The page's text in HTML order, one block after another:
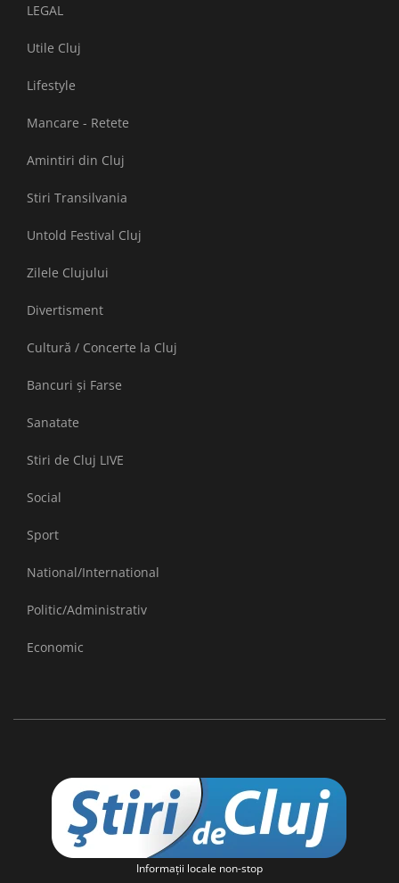
LEGAL
Utile Cluj
Lifestyle
Mancare - Retete
Amintiri din Cluj
Stiri Transilvania
Untold Festival Cluj
Zilele Clujului
Divertisment
Cultură / Concerte la Cluj
Bancuri și Farse
Sanatate
Stiri de Cluj LIVE
Social
Sport
National/International
Politic/Administrativ
Economic
Informaţii locale non-stop